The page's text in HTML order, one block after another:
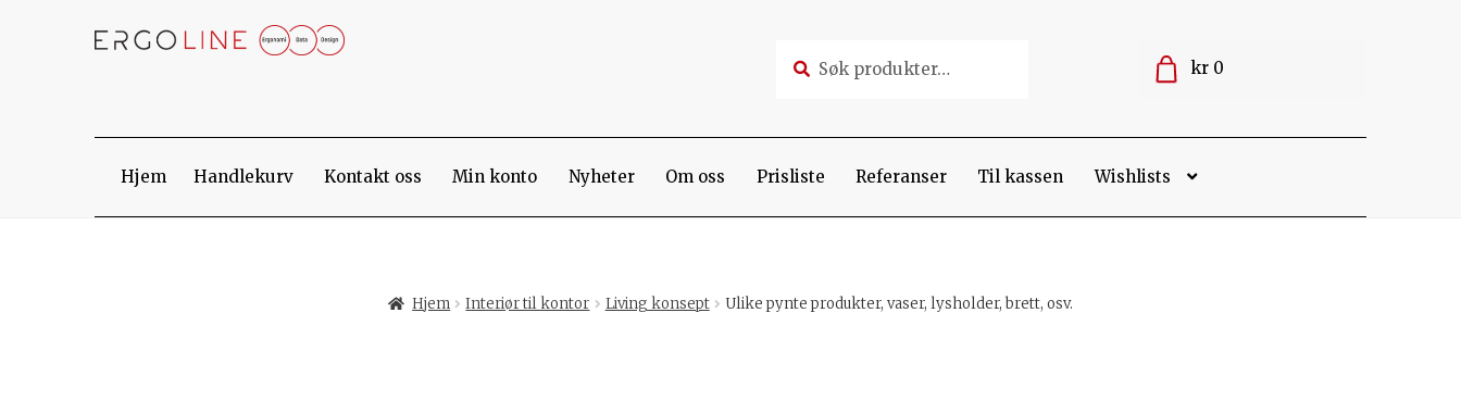
to
to
etter:
kr 0
Hjem Handlekurv Kontakt oss Min konto Nyheter Om oss Prisliste Referanser Til kassen Wishlists
Hjem Interiør til kontor Living konsept Ulike pynte produkter, vaser, lysholder, brett, osv.